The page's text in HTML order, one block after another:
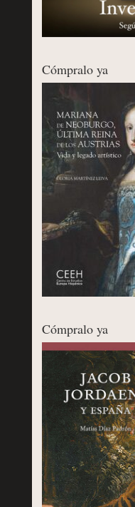
Cómpralo ya
Cómpralo ya